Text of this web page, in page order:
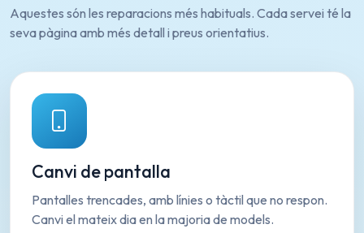
Aquestes són les reparacions més habituals. Cada servei té la
seva pàgina amb més detall i preus orientatius.
Canvi de pantalla
Pantalles trencades, amb línies o tàctil que no respon.
Canvi el mateix dia en la majoria de models.